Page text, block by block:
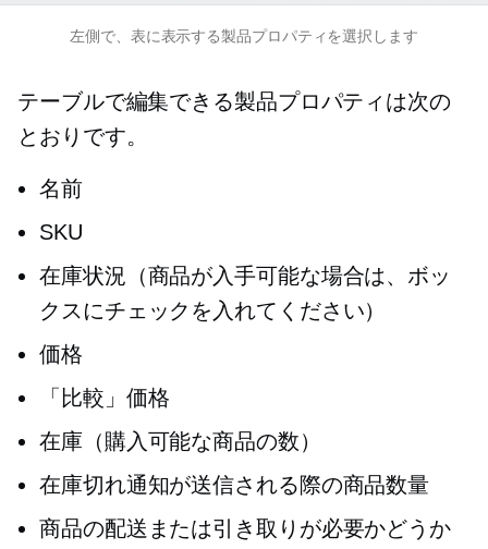
左側で、表に表示する製品プロパティを選択します
テーブルで編集できる製品プロパティは次の
とおりです。
名前
SKU
在庫状況（商品が入手可能な場合は、ボッ
クスにチェックを入れてください）
価格
「比較」価格
在庫（購入可能な商品の数）
在庫切れ通知が送信される際の商品数量
商品の配送または引き取りが必要かどうか